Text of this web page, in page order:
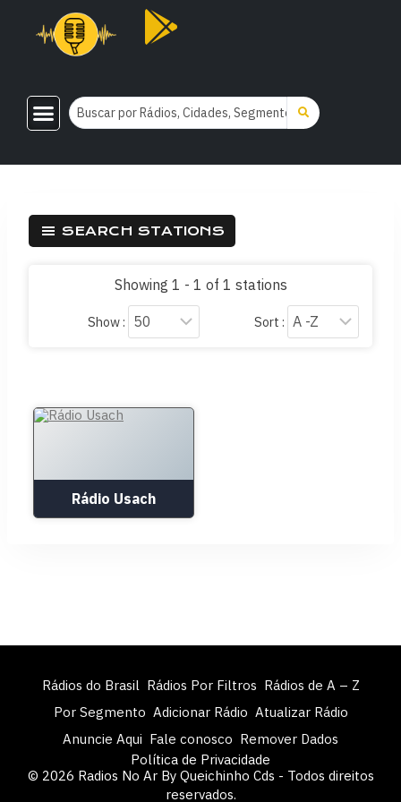
SEARCH STATIONS
Showing 1 - 1 of 1 stations
Show : Sort :
Rádio Usach
Rádios do Brasil Rádios Por Filtros Rádios de A – Z
Por Segmento Adicionar Rádio Atualizar Rádio
Anuncie Aqui Fale conosco Remover Dados
Política de Privacidade
© 2026 Radios No Ar By Queichinho Cds - Todos direitos
reservados.